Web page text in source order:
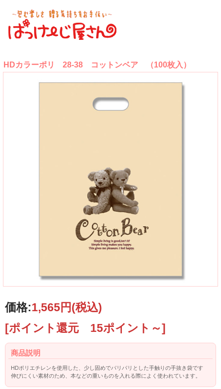
HDカラーポリ 28-38 コットンベア （100枚入）
価格:1,565円(税込)
[ポイント還元 15ポイント～]
商品説明
HDポリエチレンを使用した、少し固めでパリパリとした手触りの手抜き袋です
伸びにくい素材のため、本などの重いものを入れる際によく使われています。